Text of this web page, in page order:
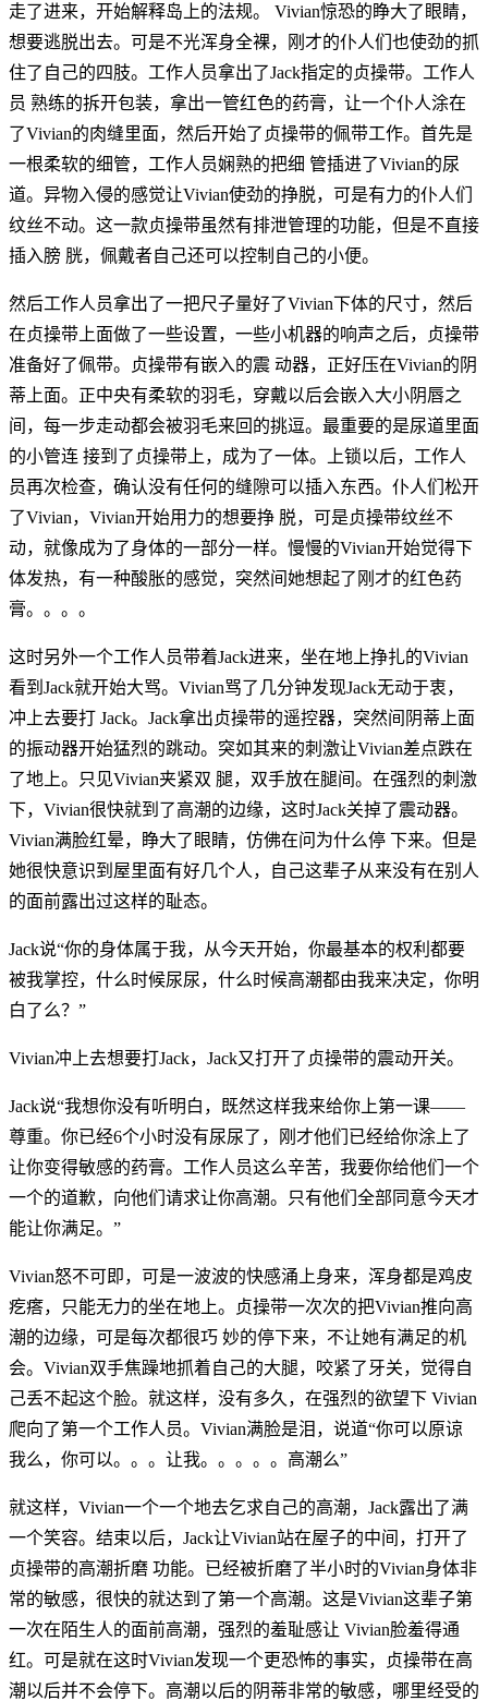
走了进来，开始解释岛上的法规。 Vivian惊恐的睁大了眼睛，
想要逃脱出去。可是不光浑身全裸，刚才的仆人们也使劲的抓
住了自己的四肢。工作人员拿出了Jack指定的贞操带。工作人
员 熟练的拆开包装，拿出一管红色的药膏，让一个仆人涂在
了Vivian的肉缝里面，然后开始了贞操带的佩带工作。首先是
一根柔软的细管，工作人员娴熟的把细 管插进了Vivian的尿
道。异物入侵的感觉让Vivian使劲的挣脱，可是有力的仆人们
纹丝不动。这一款贞操带虽然有排泄管理的功能，但是不直接
插入膀 胱，佩戴者自己还可以控制自己的小便。
然后工作人员拿出了一把尺子量好了Vivian下体的尺寸，然后
在贞操带上面做了一些设置，一些小机器的响声之后，贞操带
准备好了佩带。贞操带有嵌入的震 动器，正好压在Vivian的阴
蒂上面。正中央有柔软的羽毛，穿戴以后会嵌入大小阴唇之
间，每一步走动都会被羽毛来回的挑逗。最重要的是尿道里面
的小管连 接到了贞操带上，成为了一体。上锁以后，工作人
员再次检查，确认没有任何的缝隙可以插入东西。仆人们松开
了Vivian，Vivian开始用力的想要挣 脱，可是贞操带纹丝不
动，就像成为了身体的一部分一样。慢慢的Vivian开始觉得下
体发热，有一种酸胀的感觉，突然间她想起了刚才的红色药
膏。。。。
这时另外一个工作人员带着Jack进来，坐在地上挣扎的Vivian
看到Jack就开始大骂。Vivian骂了几分钟发现Jack无动于衷，
冲上去要打 Jack。Jack拿出贞操带的遥控器，突然间阴蒂上面
的振动器开始猛烈的跳动。突如其来的刺激让Vivian差点跌在
了地上。只见Vivian夹紧双 腿，双手放在腿间。在强烈的刺激
下，Vivian很快就到了高潮的边缘，这时Jack关掉了震动器。
Vivian满脸红晕，睁大了眼睛，仿佛在问为什么停 下来。但是
她很快意识到屋里面有好几个人，自己这辈子从来没有在别人
的面前露出过这样的耻态。
Jack说“你的身体属于我，从今天开始，你最基本的权利都要
被我掌控，什么时候尿尿，什么时候高潮都由我来决定，你明
白了么？”
Vivian冲上去想要打Jack，Jack又打开了贞操带的震动开关。
Jack说“我想你没有听明白，既然这样我来给你上第一课——
尊重。你已经6个小时没有尿尿了，刚才他们已经给你涂上了
让你变得敏感的药膏。工作人员这么辛苦，我要你给他们一个
一个的道歉，向他们请求让你高潮。只有他们全部同意今天才
能让你满足。”
Vivian怒不可即，可是一波波的快感涌上身来，浑身都是鸡皮
疙瘩，只能无力的坐在地上。贞操带一次次的把Vivian推向高
潮的边缘，可是每次都很巧 妙的停下来，不让她有满足的机
会。Vivian双手焦躁地抓着自己的大腿，咬紧了牙关，觉得自
己丢不起这个脸。就这样，没有多久，在强烈的欲望下 Vivian
爬向了第一个工作人员。Vivian满脸是泪，说道“你可以原谅
我么，你可以。。。让我。。。。。高潮么”
就这样，Vivian一个一个地去乞求自己的高潮，Jack露出了满
一个笑容。结束以后，Jack让Vivian站在屋子的中间，打开了
贞操带的高潮折磨 功能。已经被折磨了半小时的Vivian身体非
常的敏感，很快的就达到了第一个高潮。这是Vivian这辈子第
一次在陌生人的面前高潮，强烈的羞耻感让 Vivian脸羞得通
红。可是就在这时Vivian发现一个更恐怖的事实，贞操带在高
潮以后并不会停下。高潮以后的阴蒂非常的敏感，哪里经受的